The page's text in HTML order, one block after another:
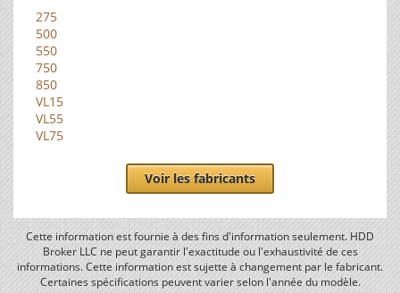
275
500
550
750
850
VL15
VL55
VL75
Voir les fabricants
Cette information est fournie à des fins d'information seulement. HDD
Broker LLC ne peut garantir l'exactitude ou l'exhaustivité de ces
informations. Cette information est sujette à changement par le fabricant.
Certaines spécifications peuvent varier selon l'année du modèle.